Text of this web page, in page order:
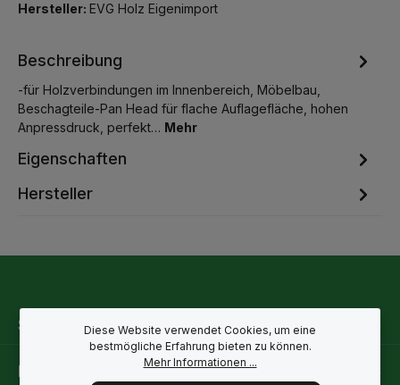
Hersteller: EVG Holz Eigenimport
Beschreibung
-für Holzverbindungen im Innenbereich, Möbelbau,
Beschagteile-Pan Head für flache Auflagefläche, hohen
Anpressdruck, perfekt… Mehr
Eigenschaften
Hersteller
Service-Hotline
Rechtliche Hinweise
Diese Website verwendet Cookies, um eine
bestmögliche Erfahrung bieten zu können.
Mehr Informationen ...